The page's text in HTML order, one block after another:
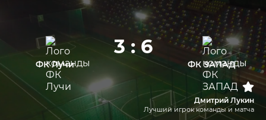
ФК Лучи
3 : 6
ФК ЗАПАД
Дмитрий Лукин
Лучший игрок команды и матча